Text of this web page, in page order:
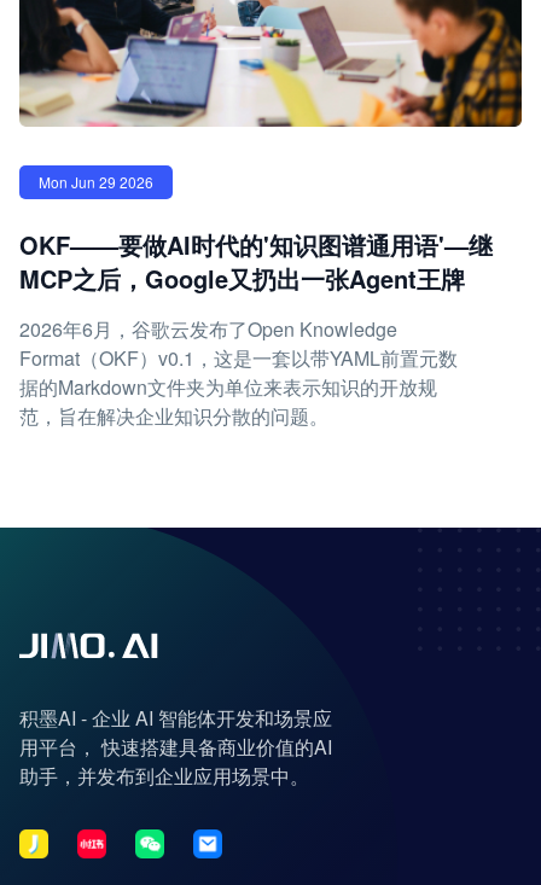
Mon Jun 29 2026
OKF——要做AI时代的'知识图谱通用语'—继
MCP之后，Google又扔出一张Agent王牌
2026年6月，谷歌云发布了Open Knowledge
Format（OKF）v0.1，这是一套以带YAML前置元数
据的Markdown文件夹为单位来表示知识的开放规
范，旨在解决企业知识分散的问题。
积墨AI - 企业 AI 智能体开发和场景应
用平台， 快速搭建具备商业价值的AI
助手，并发布到企业应用场景中。